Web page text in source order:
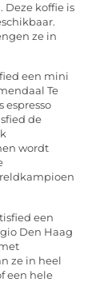
Deze koffie is
ze in
een mini
Te
espresso
de
wordt
een
Den Haag
ze in heel
een hele